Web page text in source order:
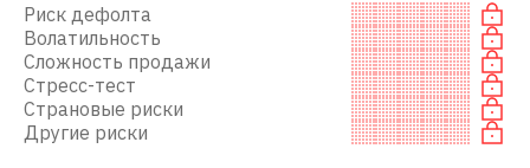
Риск дефолта
Волатильность
Сложность продажи
Стресс-тест
Страновые риски
Другие риски